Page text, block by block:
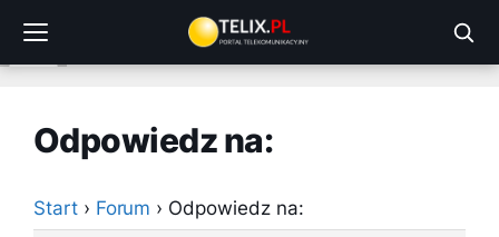
treści
Odpowiedz na:
Start › Forum › Odpowiedz na: